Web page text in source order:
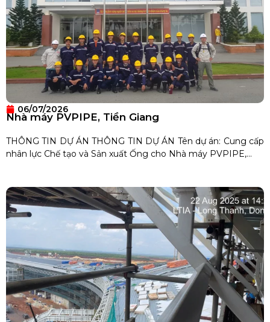
06/07/2026
Nhà máy PVPIPE, Tiền Giang
THÔNG TIN DỰ ÁN THÔNG TIN DỰ ÁN Tên dự án: Cung cấp
nhân lực Chế tạo và Sản xuất Ống cho Nhà máy PVPIPE,...